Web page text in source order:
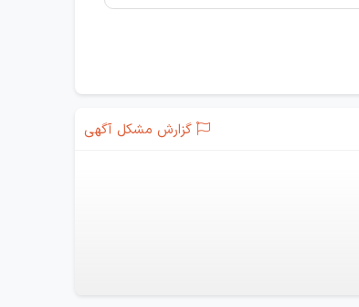
گزارش مشکل آگهی